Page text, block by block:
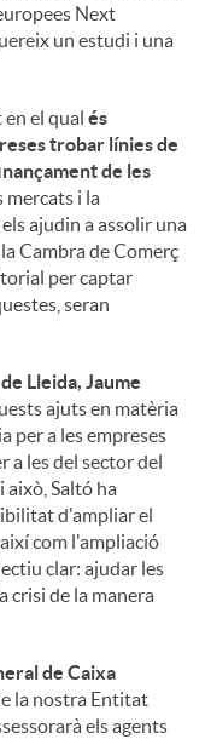
Next
un estudi i una
el qual és
trobar línies de
de les
mercats i la
ajudin a assolir una
Cambra de Comerç
per captar
seran
Lleida, Jaume
ajuts en matèria
per a les empreses
a les del sector del
això, Saltó ha
d'ampliar el
com l'ampliació
clar: ajudar les
crisi de la manera
de Caixa
la nostra Entitat
els agents